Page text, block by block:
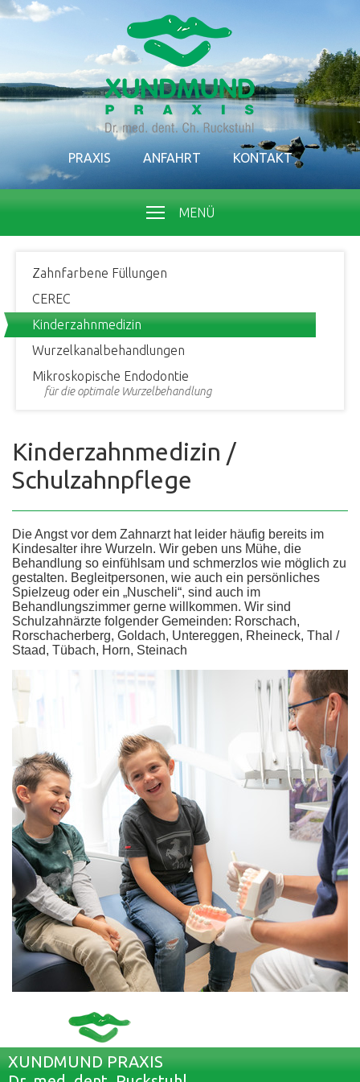
PRAXIS ANFAHRT KONTAKT
MENÜ
Zahnfarbene Füllungen
CEREC
Kinderzahnmedizin
Wurzelkanalbehandlungen
Mikroskopische Endodontie
für die optimale Wurzelbehandlung
Kinderzahnmedizin /
Schulzahnpflege
Die Angst vor dem Zahnarzt hat leider häufig bereits im
Kindesalter ihre Wurzeln. Wir geben uns Mühe, die
Behandlung so einfühlsam und schmerzlos wie möglich zu
gestalten. Begleitpersonen, wie auch ein persönliches
Spielzeug oder ein „Nuscheli“, sind auch im
Behandlungszimmer gerne willkommen. Wir sind
Schulzahnärzte folgender Gemeinden: Rorschach,
Rorschacherberg, Goldach, Untereggen, Rheineck, Thal /
Staad, Tübach, Horn, Steinach
XUNDMUND PRAXIS